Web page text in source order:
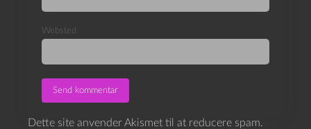
Websted
Dette site anvender Akismet til at reducere spam.